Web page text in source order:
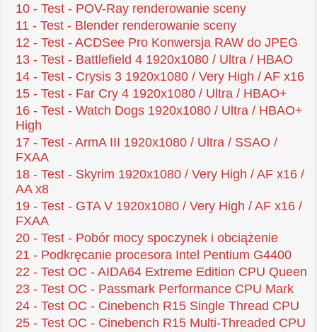
10 - Test - POV-Ray renderowanie sceny
11 - Test - Blender renderowanie sceny
12 - Test - ACDSee Pro Konwersja RAW do JPEG
13 - Test - Battlefield 4 1920x1080 / Ultra / HBAO
14 - Test - Crysis 3 1920x1080 / Very High / AF x16
15 - Test - Far Cry 4 1920x1080 / Ultra / HBAO+
16 - Test - Watch Dogs 1920x1080 / Ultra / HBAO+
High
17 - Test - ArmA III 1920x1080 / Ultra / SSAO /
FXAA
18 - Test - Skyrim 1920x1080 / Very High / AF x16 /
AA x8
19 - Test - GTA V 1920x1080 / Very High / AF x16 /
FXAA
20 - Test - Pobór mocy spoczynek i obciążenie
21 - Podkręcanie procesora Intel Pentium G4400
22 - Test OC - AIDA64 Extreme Edition CPU Queen
23 - Test OC - Passmark Performance CPU Mark
24 - Test OC - Cinebench R15 Single Thread CPU
25 - Test OC - Cinebench R15 Multi-Threaded CPU